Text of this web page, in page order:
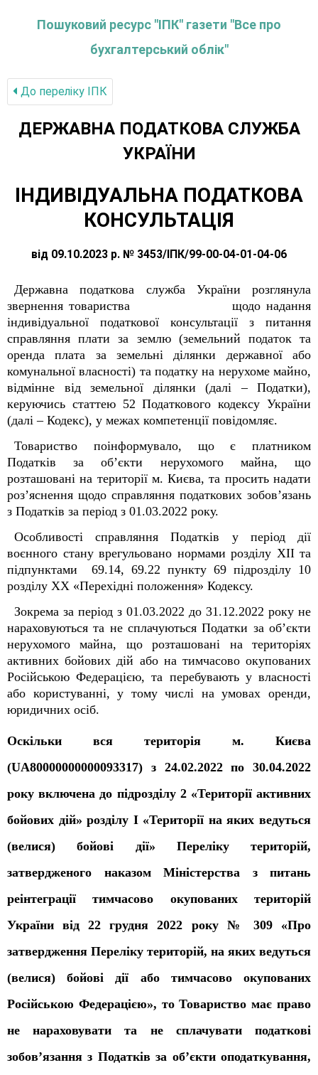
Пошуковий ресурс "ІПК" газети "Все про
бухгалтерський облік"
До переліку IПК
ДЕРЖАВНА ПОДАТКОВА СЛУЖБА
УКРАЇНИ
ІНДИВІДУАЛЬНА ПОДАТКОВА
КОНСУЛЬТАЦІЯ
від 09.10.2023 р. № 3453/ІПК/99-00-04-01-04-06
Державна податкова служба України розглянула
звернення товариства щодо надання
індивідуальної податкової консультації з питання
справляння плати за землю (земельний податок та
оренда плата за земельні ділянки державної або
комунальної власності) та податку на нерухоме майно,
відмінне від земельної ділянки (далі – Податки),
керуючись статтею 52 Податкового кодексу України
(далі – Кодекс), у межах компетенції повідомляє.
Товариство поінформувало, що є платником
Податків за об’єкти нерухомого майна, що
розташовані на території м. Києва, та просить надати
роз’яснення щодо справляння податкових зобов’язань
з Податків за період з 01.03.2022 року.
Особливості справляння Податків у період дії
воєнного стану врегульовано нормами розділу ХІІ та
підпунктами 69.14, 69.22 пункту 69 підрозділу 10
розділу ХХ «Перехідні положення» Кодексу.
Зокрема за період з 01.03.2022 до 31.12.2022 року не
нараховуються та не сплачуються Податки за об’єкти
нерухомого майна, що розташовані на територіях
активних бойових дій або на тимчасово окупованих
Російською Федерацією, та перебувають у власності
або користуванні, у тому числі на умовах оренди,
юридичних осіб.
Оскільки вся територія м. Києва
(UA80000000000093317) з 24.02.2022 по 30.04.2022
року включена до підрозділу 2 «Території активних
бойових дій» розділу І «Території на яких ведуться
(велися) бойові дії» Переліку територій,
затвердженого наказом Міністерства з питань
реінтеграції тимчасово окупованих територій
України від 22 грудня 2022 року № 309 «Про
затвердження Переліку територій, на яких ведуться
(велися) бойові дії або тимчасово окупованих
Російською Федерацією», то Товариство має право
не нараховувати та не сплачувати податкові
зобов’язання з Податків за об’єкти оподаткування,